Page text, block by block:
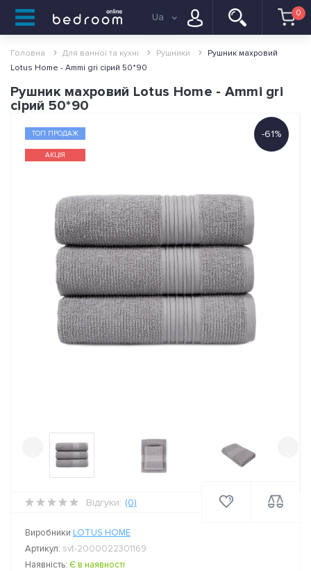
Ua 0
Головна Для ванної та кухні Pушники
Рушник махровий
Lotus Home - Ammi gri сірий 50*90
Рушник махровий Lotus Home - Ammi gri
сірий 50*90
-61%
ТОП ПРОДАЖ
АКЦІЯ
Відгуки: (0)
Виробники LOTUS HOME
Артикул: svt-2000022301169
Наявність: Є в наявності